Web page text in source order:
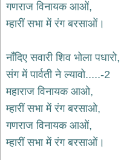
भजन
durga
bhajans
गणेश
भजन
ganesh
राम
raam
गणराज विनायक आओं,
म्हारीं सभा में रंग बरसाओं।
नाँदिए सवारी शिव भोला पधारो,
संग में पार्वती ने ल्यावो.....-2
महाराज विनायक आओ,
म्हारीं सभा में रंग बरसाओ,
गणराज विनायक आओं,
म्हारीं सभा में रंग बरसाओं।